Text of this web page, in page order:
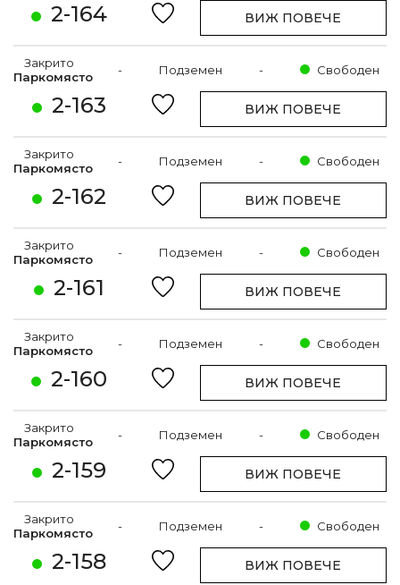
2-164 ВИЖ ПОВЕЧЕ
2-163
Закрито
Паркомясто
- Подземен - Свободен
ВИЖ ПОВЕЧЕ
2-162
Закрито
Паркомясто
- Подземен - Свободен
ВИЖ ПОВЕЧЕ
2-161
Закрито
Паркомясто
- Подземен - Свободен
ВИЖ ПОВЕЧЕ
2-160
Закрито
Паркомясто
- Подземен - Свободен
ВИЖ ПОВЕЧЕ
2-159
Закрито
Паркомясто
- Подземен - Свободен
ВИЖ ПОВЕЧЕ
2-158
Закрито
Паркомясто
- Подземен - Свободен
ВИЖ ПОВЕЧЕ